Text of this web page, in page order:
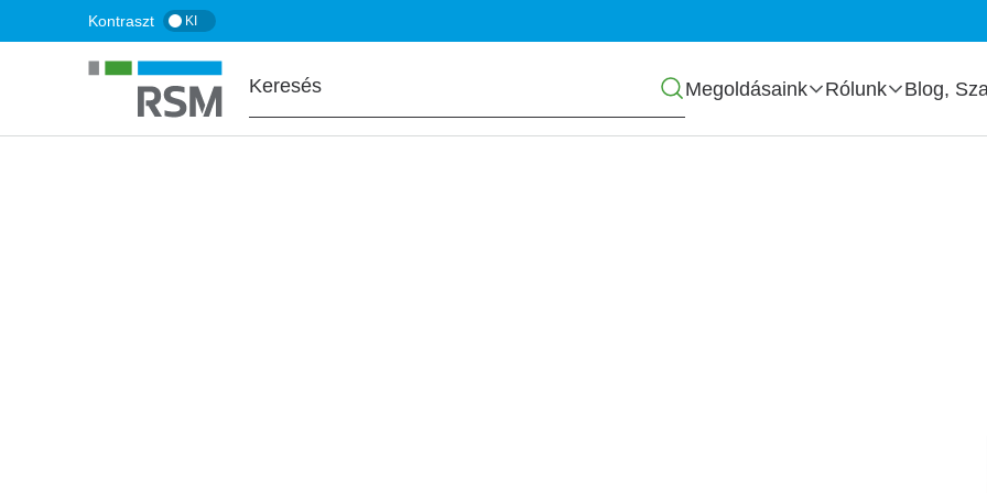
a
tartalomra
Kontraszt KI
Főmenü
Megoldásaink Rólunk Blog,